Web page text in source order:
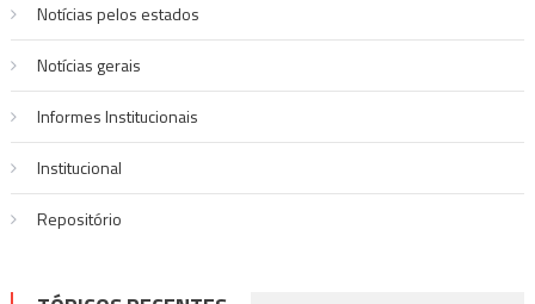
Notícias pelos estados
Notí­cias gerais
Informes Institucionais
Institucional
Repositório